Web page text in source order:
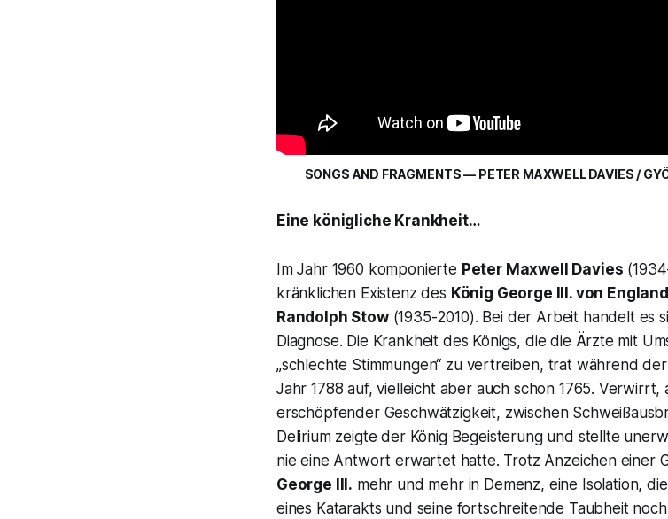
SONGS AND FRAGMENTS — PETER MAXWELL DAVIES /
Eine königliche Krankheit…
Im Jahr 1960 komponierte Peter Maxwell Davies
kränklichen Existenz des König George III. von England
Randolph Stow(1935-2010). Bei der Arbeit handelt es
Diagnose. Die Krankheit des Königs, die die Ärzte mit
„schlechte Stimmungen“ zu vertreiben, trat während
Jahr 1788 auf, vielleicht aber auch schon 1765.
erschöpfender Geschwätzigkeit, zwischen
Delirium zeigte der König Begeisterung und stellte
nie eine Antwort erwartet hatte. Trotz Anzeichen einer
George III. mehr und mehr in Demenz, eine Isolation,
eines Katarakts und seine fortschreitende Taubheit